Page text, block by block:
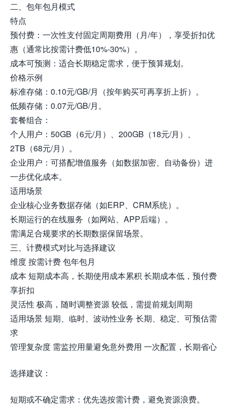
二、包年包月模式
特点
预付费：一次性支付固定周期费用（月/年），享受折扣优
惠（通常比按需计费低10%-30%）。
成本可预测：适合长期稳定需求，便于预算规划。
价格示例
标准存储：0.10元/GB/月（按年购买可再享折上折）。
低频存储：0.07元/GB/月。
套餐组合：
个人用户：50GB（6元/月）、200GB（18元/月）、
2TB（68元/月）。
企业用户：可搭配增值服务（如数据加密、自动备份）进
一步优化成本。
适用场景
企业核心业务数据存储（如ERP、CRM系统）。
长期运行的在线服务（如网站、APP后端）。
需满足合规要求的长期数据保留场景。
三、计费模式对比与选择建议
维度 按需计费 包年包月
成本 短期成本高，长期使用成本累积 长期成本低，预付费
享折扣
灵活性 极高，随时调整资源 较低，需提前规划周期
适用场景 短期、临时、波动性业务 长期、稳定、可预估需
求
管理复杂度 需监控用量避免意外费用 一次配置，长期省心
选择建议：
短期或不确定需求：优先选按需计费，避免资源浪费。